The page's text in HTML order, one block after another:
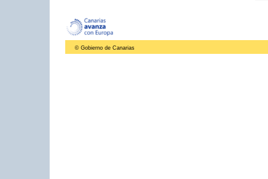
© Gobierno de Canarias